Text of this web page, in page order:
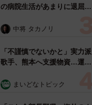
の病院生活があまりに退屈で
い！」→スケッチブックを見
すよ…」
中将 タカノリ
「不謹慎でないかと」実力派
歌手、熊本へ支援物資…運搬
めらい 「痛いほど伝わる」
まいどなトピック